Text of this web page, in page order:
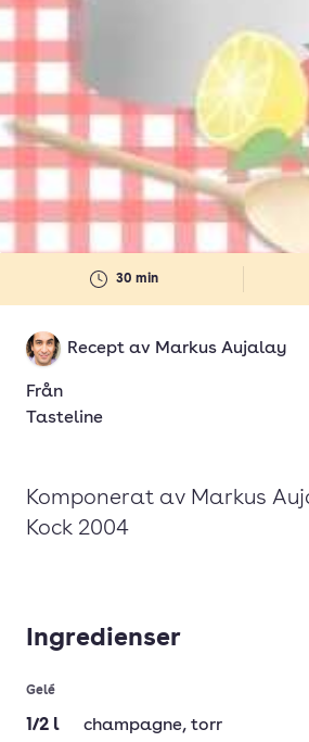
30 min
Recept av Markus Aujalay
Från
Tasteline
Komponerat av Markus
Kock 2004
Ingredienser
Gelé
1/2 l champagne, torr